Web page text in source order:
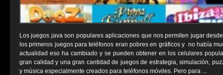
Los juegos java son populares aplicaciones que nos permiten jugar
los primeros juegos para teléfonos eran pobres en gráficos y no había
actualidad eso ha cambiado y se pueden obtener en los celulares
gran calidad y una gran cantidad de juegos de estrategia, simulación,
y música especialmente creados para teléfonos móviles. Pero para ...